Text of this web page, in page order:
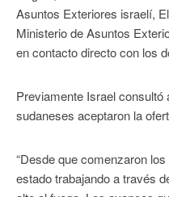
Asuntos Exteriores israelí,
Ministerio de Asuntos
en contacto directo con los
Previamente Israel consultó
sudaneses aceptaron la
“Desde que comenzaron
estado trabajando a través